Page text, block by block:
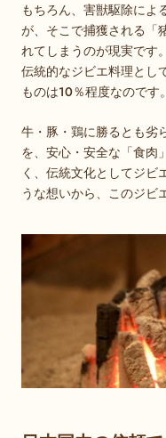
もちろん、害獣駆除によ
が、そこで捕獲される「
れてしまうのが現実です。
伝統的なジビエ料理とし
ものは10％程度なのです。
牛・豚・鶏に勝るとも劣
を、安心・安全な「食肉
く、伝統文化としてジビ
うな想いから、このジビ